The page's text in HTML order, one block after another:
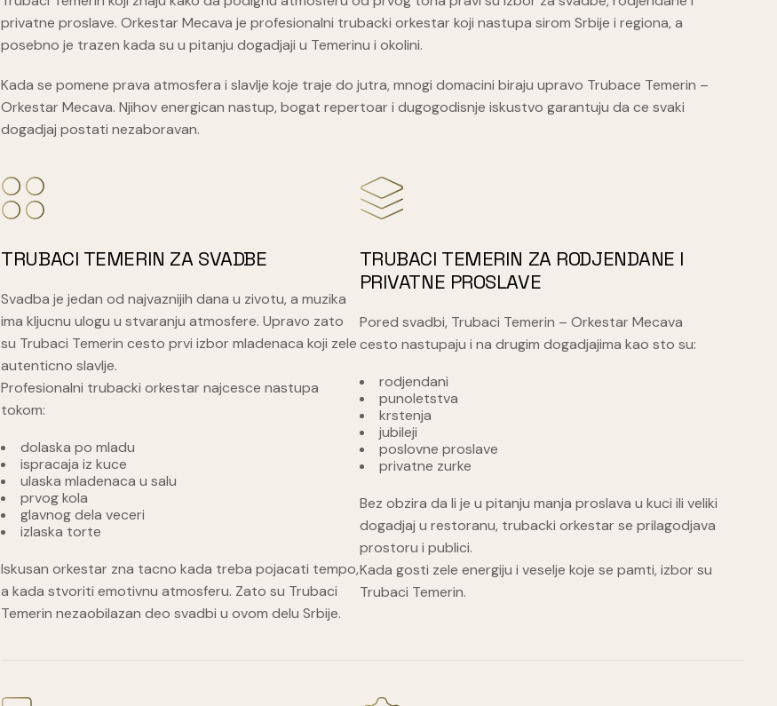
privatne proslave. Orkestar Mecava je profesionalni trubacki orkestar koji nastupa sirom Srbije i regiona, a
posebno je trazen kada su u pitanju dogadjaji u Temerinu i okolini.
Kada se pomene prava atmosfera i slavlje koje traje do jutra, mnogi domacini biraju upravo Trubace Temerin –
Orkestar Mecava. Njihov energican nastup, bogat repertoar i dugogodisnje iskustvo garantuju da ce svaki
dogadjaj postati nezaboravan.
TRUBACI TEMERIN ZA SVADBE
Svadba je jedan od najvaznijih dana u zivotu, a muzika
ima kljucnu ulogu u stvaranju atmosfere. Upravo zato
su Trubaci Temerin cesto prvi izbor mladenaca koji zele
autenticno slavlje.
Profesionalni trubacki orkestar najcesce nastupa
tokom:
dolaska po mladu
ispracaja iz kuce
ulaska mladenaca u salu
prvog kola
glavnog dela veceri
izlaska torte
Iskusan orkestar zna tacno kada treba pojacati tempo,
a kada stvoriti emotivnu atmosferu. Zato su Trubaci
Temerin nezaobilazan deo svadbi u ovom delu Srbije.
TRUBACI TEMERIN ZA RODJENDANE I
PRIVATNE PROSLAVE
Pored svadbi, Trubaci Temerin – Orkestar Mecava
cesto nastupaju i na drugim dogadjajima kao sto su:
rodjendani
punoletstva
krstenja
jubileji
poslovne proslave
privatne zurke
Bez obzira da li je u pitanju manja proslava u kuci ili veliki
dogadjaj u restoranu, trubacki orkestar se prilagodjava
prostoru i publici.
Kada gosti zele energiju i veselje koje se pamti, izbor su
Trubaci Temerin.